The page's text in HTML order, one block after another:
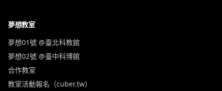
夢想教室
夢想01號 @臺北科教館
夢想02號 @臺中科博館
合作教室
教室活動報名（cuber.tw）